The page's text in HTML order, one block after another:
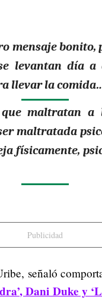
mensaje bonito,
levantan día a
llevar la
que maltratan
maltratada
físicamente,
Publicidad
señaló
Dani Duke y